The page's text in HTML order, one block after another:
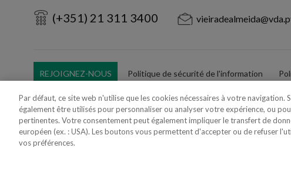
(+351) 21 311 3400
REJOIGNEZ-NOUS Politique de sécurité de l'information
Utilisation Frauduleuse du Nom/Brand
Par défaut, ce site web n'utilise que les cookies nécessaires à votre navigation.
également être utilisés pour personnaliser ou analyser votre expérience, ou
pertinentes. Votre consentement peut également impliquer le transfert de
européen (ex. : USA). Les boutons vous permettent d'accepter ou de refuser
vos préférences.